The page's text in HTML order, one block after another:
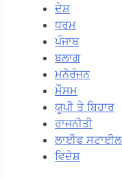
ਦੇਸ਼
ਧਰਮ
ਪੰਜਾਬ
ਬਲਾਗ
ਮਨੋਰੰਜਨ
ਮੌਸਮ
ਯੂਪੀ ਤੇ ਬਿਹਾਰ
ਰਾਜਨੀਤੀ
ਲਾਈਫ ਸਟਾਈਲ
ਵਿਦੇਸ਼